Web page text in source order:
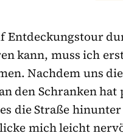
Entdeckungstour
kann, muss ich
Nachdem uns
den Schranken hat
die Straße
mich leicht